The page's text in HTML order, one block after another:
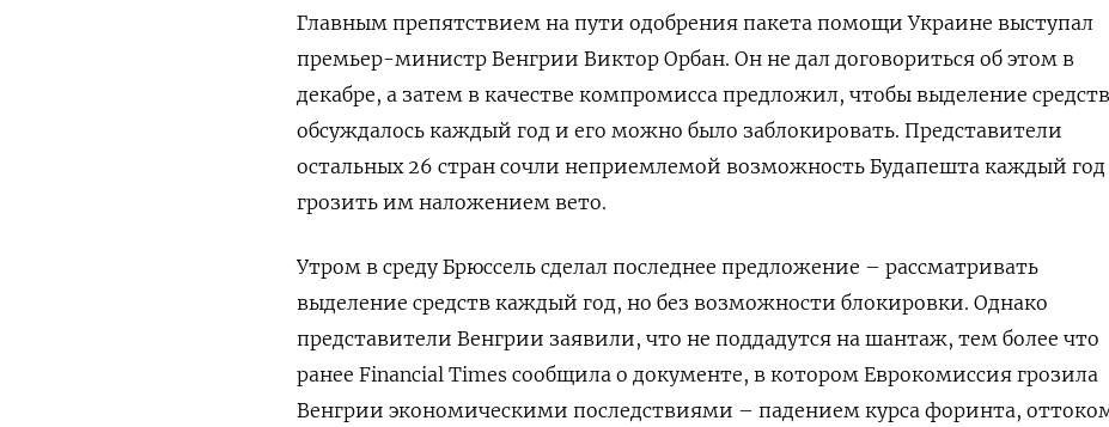
Главным препятствием на пути одобрения пакета помощи Украине выступал
премьер-министр Венгрии Виктор Орбан. Он не дал договориться об этом в
декабре, а затем в качестве компромисса предложил, чтобы выделение средств
обсуждалось каждый год и его можно было заблокировать. Представители
остальных 26 стран сочли неприемлемой возможность Будапешта каждый год
грозить им наложением вето.
Утром в среду Брюссель сделал последнее предложение – рассматривать
выделение средств каждый год, но без возможности блокировки. Однако
представители Венгрии заявили, что не поддадутся на шантаж, тем более что
ранее Financial Times сообщила о документе, в котором Еврокомиссия грозила
Венгрии экономическими последствиями – падением курса форинта,